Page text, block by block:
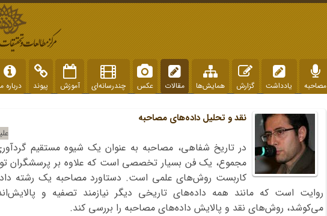
مصاحبه یادداشت گزارش همایش‌ها مقالات عکس چندرسانه‌ای آموزش پیوند درباره
نقد و تحلیل داده‌های مصاحبه
در تاریخ شفاهی، مصاحبه به عنوان یک شیوه مستقیم
مجموع، یک فن بسیار تخصصی است که علاوه بر پرسشگران
کاربست روش‌های علمی است. دستاورد مصاحبه یک رشته
روایت است که مانند همه داده‌های تاریخی دیگر نیازمند تصفیه و
می‌کوشد، روش‌های نقد و پالایش داده‌های مصاحبه را بررسی کند.